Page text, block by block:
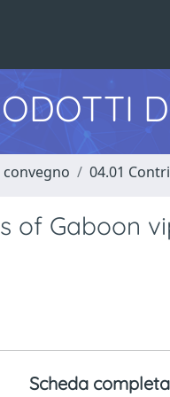
04.01
of Gaboon
Scheda